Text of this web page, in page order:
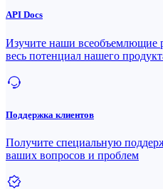
API Docs
Изучите наши всеобъемлющие
весь потенциал нашего
Поддержка клиентов
Получите специальную
ваших вопросов и проблем